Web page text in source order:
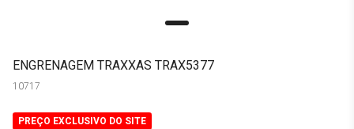
ENGRENAGEM TRAXXAS TRAX5377
10717
PREÇO EXCLUSIVO DO SITE